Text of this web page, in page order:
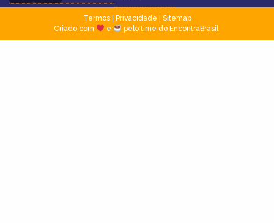
Termos| Privacidade
Sitemap
Criado com
e pelo time do EncontraBrasil